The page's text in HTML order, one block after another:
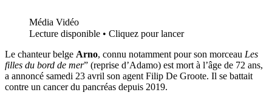
Média Vidéo
Lecture disponible • Cliquez pour lancer
Le chanteur belge Arno, connu notamment pour son morceau Les
filles du bord de mer” (reprise d’Adamo) est mort à l’âge de 72 ans,
a annoncé samedi 23 avril son agent Filip De Groote. Il se battait
contre un cancer du pancréas depuis 2019.